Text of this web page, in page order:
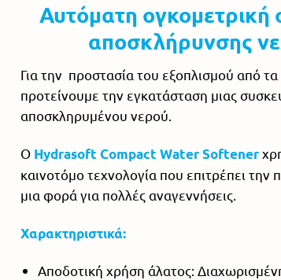
Αυτόματη ογκομετρική
αποσκλήρυνσης
Για την προστασία του εξοπλισμού από
προτείνουμε την εγκατάσταση μιας
αποσκληρυμένου νερού.
O Hydrasoft Compact Water Softener
καινοτόμο τεχνολογία που επιτρέπει την
μια φορά για πολλές αναγεννήσεις.
Χαρακτηριστικά:
Αποδοτική χρήση άλατος: